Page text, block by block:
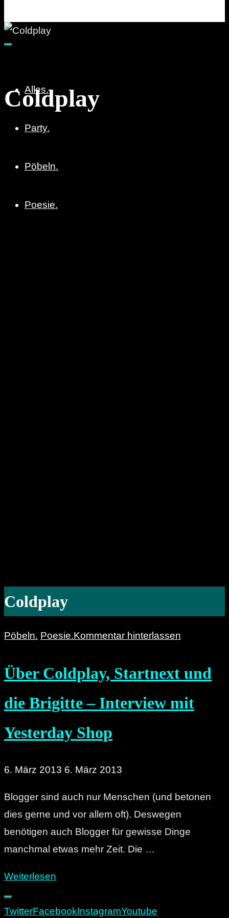
Alles.
Party.
Pöbeln.
Poesie.
Coldplay
Coldplay
Pöbeln. Poesie.Kommentar hinterlassen
Über Coldplay, Startnext und
die Brigitte – Interview mit
Yesterday Shop
6. März 2013 6. März 2013
Blogger sind auch nur Menschen (und betonen
dies gerne und vor allem oft). Deswegen
benötigen auch Blogger für gewisse Dinge
manchmal etwas mehr Zeit. Die …
Weiterlesen
Startnext
TwitterFacebookInstagramYoutube